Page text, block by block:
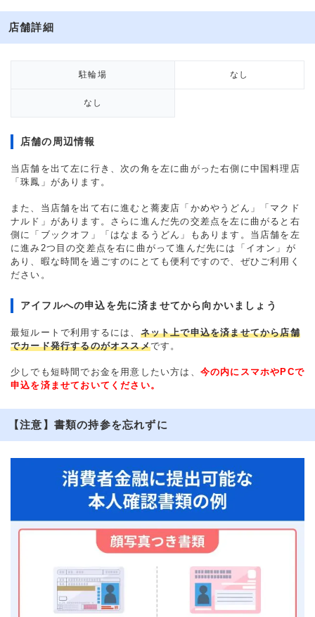
店舗詳細
駐輪場 なし
なし
店舗の周辺情報
当店舗を出て左に行き、次の角を左に曲がった右側に中国料理店
「珠鳳」があります。
また、当店舗を出て右に進むと蕎麦店「かめやうどん」「マクド
ナルド」があります。さらに進んだ先の交差点を左に曲がると右
側に「ブックオフ」「はなまるうどん」もあります。当店舗を左
に進み2つ目の交差点を右に曲がって進んだ先には「イオン」が
あり、暇な時間を過ごすのにとても便利ですので、ぜひご利用く
ださい。
アイフルへの申込を先に済ませてから向かいましょう
最短ルートで利用するには、 ネット上で申込を済ませてから店舗
でカード発行するのがオススメです。
少しでも短時間でお金を用意したい方は、 今の内にスマホやPCで
申込を済ませておいてください。
【注意】書類の持参を忘れずに